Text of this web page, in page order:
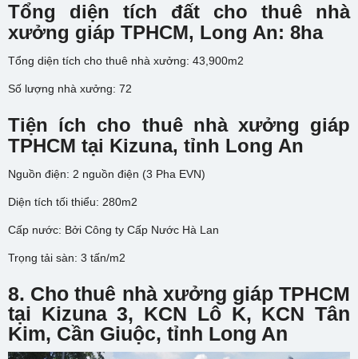
Tổng diện tích đất cho thuê nhà
xưởng giáp TPHCM, Long An: 8ha
Tổng diện tích cho thuê nhà xưởng: 43,900m2
Số lượng nhà xưởng: 72
Tiện ích cho thuê nhà xưởng giáp
TPHCM tại Kizuna, tỉnh Long An
Nguồn điện: 2 nguồn điện (3 Pha EVN)
Diện tích tối thiểu: 280m2
Cấp nước: Bởi Công ty Cấp Nước Hà Lan
Trọng tải sàn: 3 tấn/m2
8. Cho thuê nhà xưởng giáp TPHCM
tại Kizuna 3, KCN Lô K, KCN Tân
Kim, Cần Giuộc, tỉnh Long An